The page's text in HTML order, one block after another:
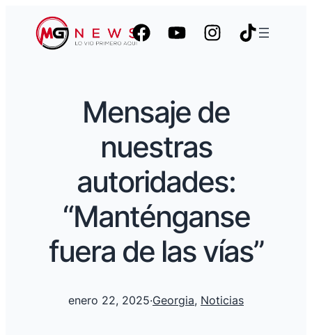
Mensaje de
nuestras
autoridades:
“Manténganse
fuera de las vías”
enero 22, 2025·Georgia, Noticias